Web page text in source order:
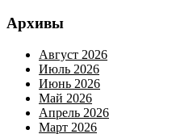
Архивы
Август 2026
Июль 2026
Июнь 2026
Май 2026
Апрель 2026
Март 2026